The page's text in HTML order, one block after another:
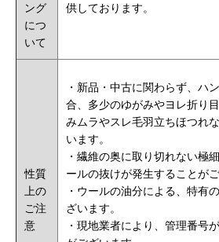
ング
につ
いて
供しております。
性質
上の
ご注
意
・新品・ 中古に関わらず、ハ
合、多少のゆがみやヨレ折り
みムラやスレ毛羽立ちほつれ
います。
・繊維の奥に取り切れない極
ールの抜けが発生することがご
・ウールの油分による、特有
ざいます。
・現地業者により、管理番号